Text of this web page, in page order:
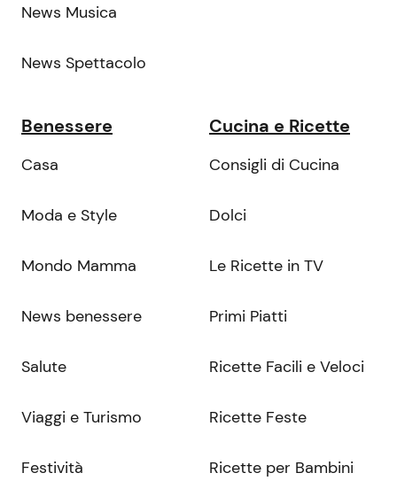
News Musica
News Spettacolo
Benessere
Casa
Moda e Style
Mondo Mamma
News benessere
Salute
Viaggi e Turismo
Festività
Cucina e Ricette
Consigli di Cucina
Dolci
Le Ricette in TV
Primi Piatti
Ricette Facili e Veloci
Ricette Feste
Ricette per Bambini